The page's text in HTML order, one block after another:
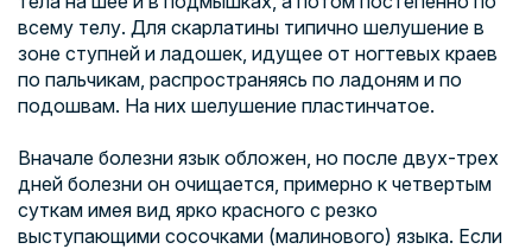
всему телу. Для скарлатины типично шелушение в
зоне ступней и ладошек, идущее от ногтевых краев
по пальчикам, распространяясь по ладоням и по
подошвам. На них шелушение пластинчатое.
Вначале болезни язык обложен, но после двух-трех
дней болезни он очищается, примерно к четвертым
суткам имея вид ярко красного с резко
выступающими сосочками (малинового) языка. Если